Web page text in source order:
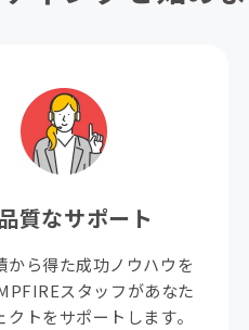
質なサポート
から得た成功ノウハウを
スタッフがあなた
クトをサポートします。